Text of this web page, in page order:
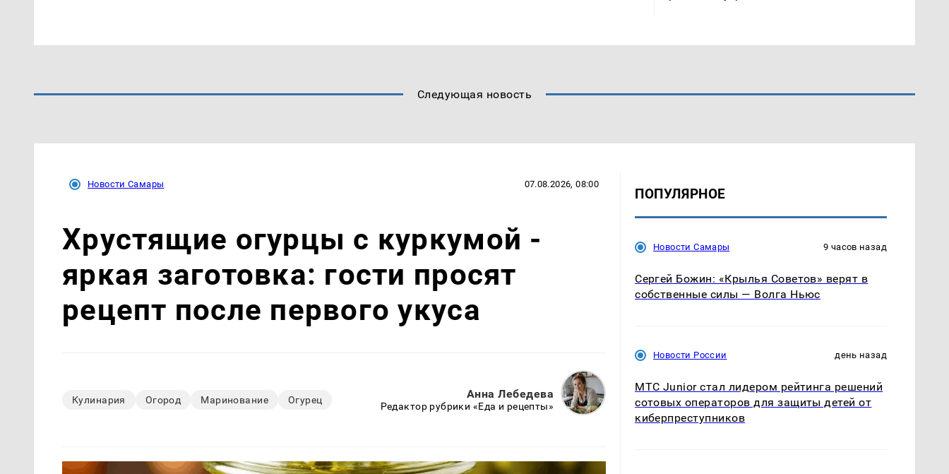
Следующая новость
Новости Самары 07.08.2026, 08:00
Хрустящие огурцы с куркумой -
яркая заготовка: гости просят
рецепт после первого укуса
Кулинария Огород Маринование Огурец Анна Лебедева
Редактор рубрики «Еда и рецепты»
ПОПУЛЯРНОЕ
Новости Самары 9 часов назад
Сергей Божин: «Крылья Советов» верят в
собственные силы — Волга Ньюс
Новости России день назад
МТС Junior стал лидером рейтинга решений
сотовых операторов для защиты детей от
киберпреступников